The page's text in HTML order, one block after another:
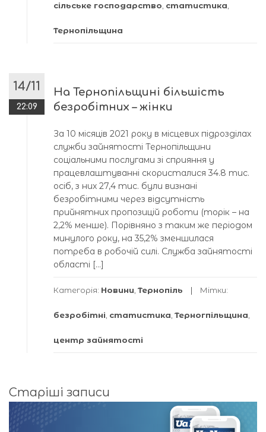
сільське господарство, статистика,
Тернопільщина
14/11
22:09
На Тернопільщині більшість
безробітних – жінки
За 10 місяців 2021 року в місцевих підрозділах
служби зайнятості Тернопільщини
соціальними послугами зі сприяння у
працевлаштуванні скористалися 34.8 тис.
осіб, з них 27,4 тис. були визнані
безробітними через відсутність
прийнятних пропозицій роботи (торік – на
2,2% менше). Порівняно з таким же періодом
минулого року, на 35,2% зменшилася
потреба в робочій силі. Служба зайнятості
області […]
Категорія: Новини, Тернопіль Мітки:
безробітні, статистика, Терногпільщина,
центр зайнятості
Навігація
за
Старіші записи